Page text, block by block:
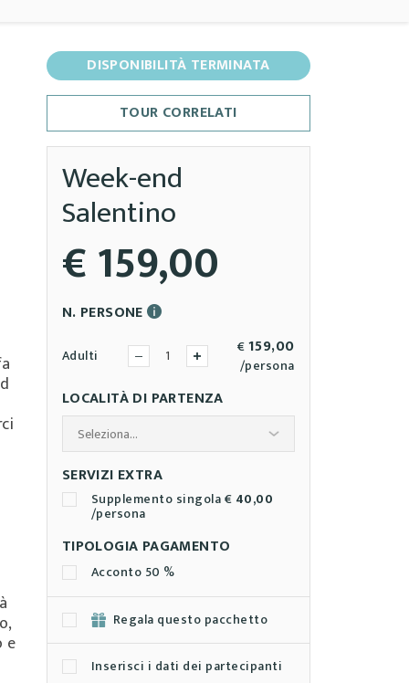
e
DISPONIBILITÀ TERMINATA
TOUR CORRELATI
Week-end
Salentino
€ 159,00
N. PERSONE
Adulti €159,00
/persona
LOCALITÀ DI PARTENZA
SERVIZI EXTRA
Supplemento singola € 40,00
/persona
TIPOLOGIA PAGAMENTO
Acconto 50 %
Regala questo pacchetto
Inserisci i dati dei partecipanti